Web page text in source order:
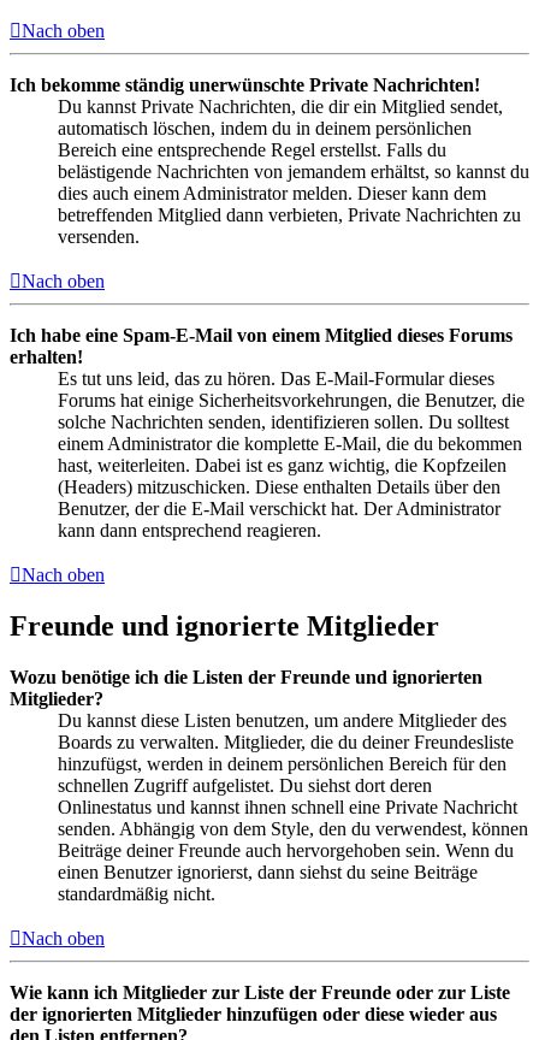
Nach oben
Ich bekomme ständig unerwünschte Private Nachrichten!
Du kannst Private Nachrichten, die dir ein Mitglied sendet,
automatisch löschen, indem du in deinem persönlichen
Bereich eine entsprechende Regel erstellst. Falls du
belästigende Nachrichten von jemandem erhältst, so kannst du
dies auch einem Administrator melden. Dieser kann dem
betreffenden Mitglied dann verbieten, Private Nachrichten zu
versenden.
Nach oben
Ich habe eine Spam-E-Mail von einem Mitglied dieses Forums
erhalten!
Es tut uns leid, das zu hören. Das E-Mail-Formular dieses
Forums hat einige Sicherheitsvorkehrungen, die Benutzer, die
solche Nachrichten senden, identifizieren sollen. Du solltest
einem Administrator die komplette E-Mail, die du bekommen
hast, weiterleiten. Dabei ist es ganz wichtig, die Kopfzeilen
(Headers) mitzuschicken. Diese enthalten Details über den
Benutzer, der die E-Mail verschickt hat. Der Administrator
kann dann entsprechend reagieren.
Nach oben
Freunde und ignorierte Mitglieder
Wozu benötige ich die Listen der Freunde und ignorierten
Mitglieder?
Du kannst diese Listen benutzen, um andere Mitglieder des
Boards zu verwalten. Mitglieder, die du deiner Freundesliste
hinzufügst, werden in deinem persönlichen Bereich für den
schnellen Zugriff aufgelistet. Du siehst dort deren
Onlinestatus und kannst ihnen schnell eine Private Nachricht
senden. Abhängig von dem Style, den du verwendest, können
Beiträge deiner Freunde auch hervorgehoben sein. Wenn du
einen Benutzer ignorierst, dann siehst du seine Beiträge
standardmäßig nicht.
Nach oben
Wie kann ich Mitglieder zur Liste der Freunde oder zur Liste
der ignorierten Mitglieder hinzufügen oder diese wieder aus